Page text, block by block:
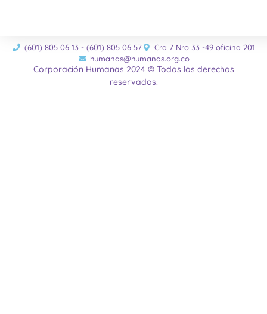
(601) 805 06 13 - (601) 805 06 57
Cra 7 Nro 33 -49 oficina 201
humanas@humanas.org.co
Corporación Humanas 2024 © Todos los derechos
reservados.